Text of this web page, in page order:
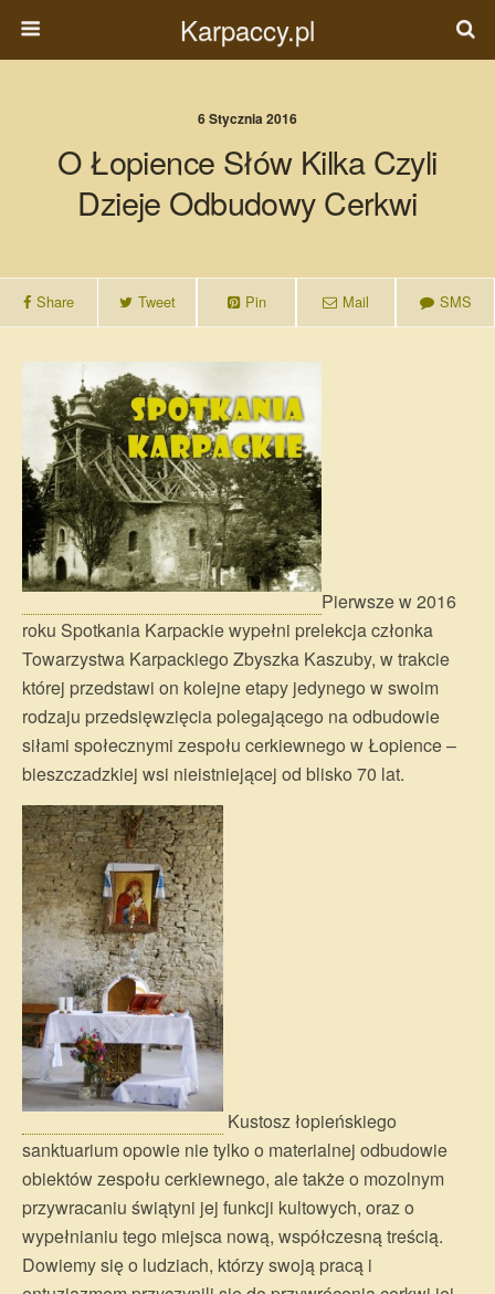
Karpaccy.pl
6 Stycznia 2016
O Łopience Słów Kilka Czyli
Dzieje Odbudowy Cerkwi
Share Tweet Pin Mail SMS
Pierwsze w 2016
roku Spotkania Karpackie wypełni prelekcja członka
Towarzystwa Karpackiego Zbyszka Kaszuby, w trakcie
której przedstawi on kolejne etapy jedynego w swoim
rodzaju przedsięwzięcia polegającego na odbudowie
siłami społecznymi zespołu cerkiewnego w Łopience –
bieszczadzkiej wsi nieistniejącej od blisko 70 lat.
Kustosz łopieńskiego
sanktuarium opowie nie tylko o materialnej odbudowie
obiektów zespołu cerkiewnego, ale także o mozolnym
przywracaniu świątyni jej funkcji kultowych, oraz o
wypełnianiu tego miejsca nową, współczesną treścią.
Dowiemy się o ludziach, którzy swoją pracą i